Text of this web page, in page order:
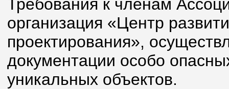
Требования к членам
организация «Центр
проектирования»,
документации особо
уникальных объектов.